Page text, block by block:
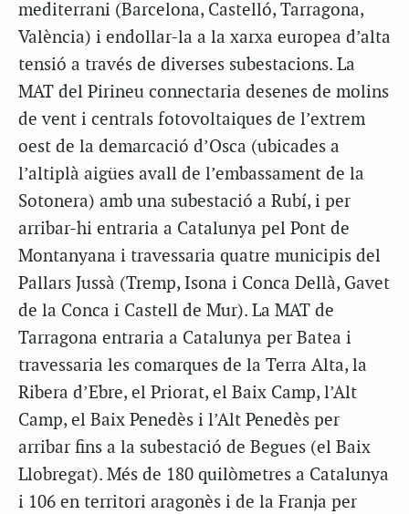
mediterrani (Barcelona, Castelló, Tarragona,
València) i endollar-la a la xarxa europea d’alta
tensió a través de diverses subestacions. La
MAT del Pirineu connectaria desenes de molins
de vent i centrals fotovoltaiques de l’extrem
oest de la demarcació d’Osca (ubicades a
l’altiplà aigües avall de l’embassament de la
Sotonera) amb una subestació a Rubí, i per
arribar-hi entraria a Catalunya pel Pont de
Montanyana i travessaria quatre municipis del
Pallars Jussà (Tremp, Isona i Conca Dellà, Gavet
de la Conca i Castell de Mur). La MAT de
Tarragona entraria a Catalunya per Batea i
travessaria les comarques de la Terra Alta, la
Ribera d’Ebre, el Priorat, el Baix Camp, l’Alt
Camp, el Baix Penedès i l’Alt Penedès per
arribar fins a la subestació de Begues (el Baix
Llobregat). Més de 180 quilòmetres a Catalunya
i 106 en territori aragonès i de la Franja per